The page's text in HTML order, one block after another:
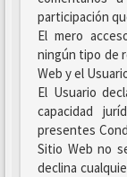
participación
El mero
ningún tipo de
Web y el
El Usuario
capacidad
presentes
Sitio Web no
declina